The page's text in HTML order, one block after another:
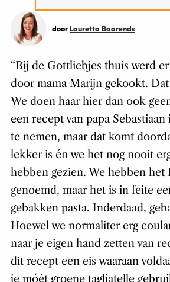
“Bij de Gottliebjes thuis werd
door mama Marijn gekookt. Dat
We doen haar hier dan ook
een recept van papa
te nemen, maar dat komt
lekker is én we het nog nooit
hebben gezien. We hebben het
genoemd, maar het is in feite
gebakken pasta. Inderdaad,
Hoewel we normaliter erg
naar je eigen hand zetten van
dit recept een eis waaraan